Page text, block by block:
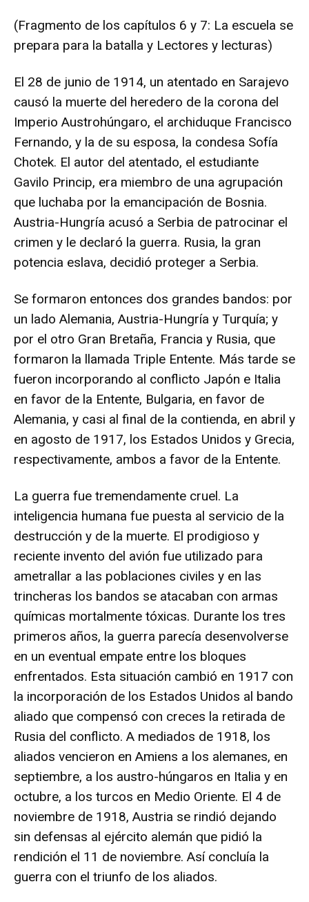
(Fragmento de los capítulos 6 y 7: La escuela se
prepara para la batalla y Lectores y lecturas)
El 28 de junio de 1914, un atentado en Sarajevo
causó la muerte del heredero de la corona del
Imperio Austrohúngaro, el archiduque Francisco
Fernando, y la de su esposa, la condesa Sofía
Chotek. El autor del atentado, el estudiante
Gavilo Princip, era miembro de una agrupación
que luchaba por la emancipación de Bosnia.
Austria-Hungría acusó a Serbia de patrocinar el
crimen y le declaró la guerra. Rusia, la gran
potencia eslava, decidió proteger a Serbia.
Se formaron entonces dos grandes bandos: por
un lado Alemania, Austria-Hungría y Turquía; y
por el otro Gran Bretaña, Francia y Rusia, que
formaron la llamada Triple Entente. Más tarde se
fueron incorporando al conflicto Japón e Italia
en favor de la Entente, Bulgaria, en favor de
Alemania, y casi al final de la contienda, en abril y
en agosto de 1917, los Estados Unidos y Grecia,
respectivamente, ambos a favor de la Entente.
La guerra fue tremendamente cruel. La
inteligencia humana fue puesta al servicio de la
destrucción y de la muerte. El prodigioso y
reciente invento del avión fue utilizado para
ametrallar a las poblaciones civiles y en las
trincheras los bandos se atacaban con armas
químicas mortalmente tóxicas. Durante los tres
primeros años, la guerra parecía desenvolverse
en un eventual empate entre los bloques
enfrentados. Esta situación cambió en 1917 con
la incorporación de los Estados Unidos al bando
aliado que compensó con creces la retirada de
Rusia del conflicto. A mediados de 1918, los
aliados vencieron en Amiens a los alemanes, en
septiembre, a los austro-húngaros en Italia y en
octubre, a los turcos en Medio Oriente. El 4 de
noviembre de 1918, Austria se rindió dejando
sin defensas al ejército alemán que pidió la
rendición el 11 de noviembre. Así concluía la
guerra con el triunfo de los aliados.